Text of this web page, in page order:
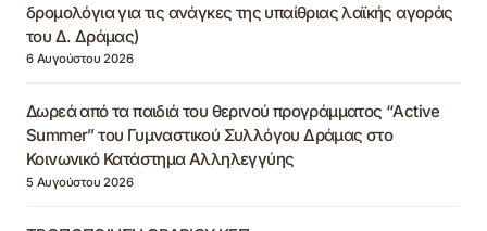
δρομολόγια για τις ανάγκες της υπαίθριας λαϊκής αγοράς
του Δ. Δράμας)
6 Αυγούστου 2026
Δωρεά από τα παιδιά του θερινού προγράμματος “Active
Summer” του Γυμναστικού Συλλόγου Δράμας στο
Κοινωνικό Κατάστημα Αλληλεγγύης
5 Αυγούστου 2026